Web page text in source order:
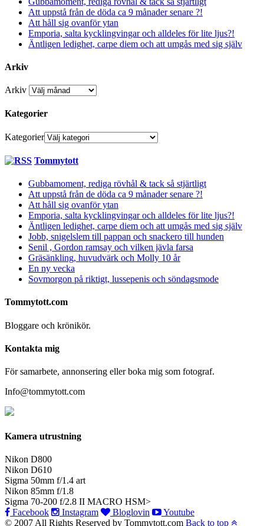
Att uppstå från de döda ca 9 månader senare ?!
Att håll sig ovanför ytan
Emporia, salta kycklingvingar och alldeles för lite ljus?!
Äntligen ledighet, carpe diem och att umgås med sig själv
Arkiv
Arkiv
Kategorier
Kategorier
Tommytott
Gubbamoment, rediga rövhål & tack så stjärtligt
Att uppstå från de döda ca 9 månader senare ?!
Att håll sig ovanför ytan
Emporia, salta kycklingvingar och alldeles för lite ljus?!
Äntligen ledighet, carpe diem och att umgås med sig själv
Jobb, snigelslem till pappan och snackero till hunden
Senil , Gordon ramsay och vilken jävla farsa
Gräsänkling, huvudvärk och Molly 10 år
En ny vecka
Sovmorgon på riktigt, lussepenis och söndagsmode
Tommytott.com
Bloggare och krönikör.
Kontakta mig
För samarbete, annonsering eller boka mig som fotograf.
Info@tommytott.com
Kamera utrustning
Nikon D800
Nikon D610
Sigma 50mm f/1.4 art
Nikon 85mm f/1.8
Sigma 70-200 f/2.8 II MACRO HSM>
Facebook
Instagram Bloglovin
Youtube
© 2007 All Rights Reserved by Tommytott.com Back to top